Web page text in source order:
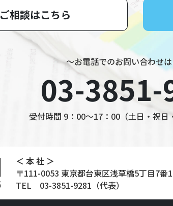
ご相談はこちら
～お電話でのお問い合わせ
03-3851-
受付時間 9：00～17：00（土日・祝日
＜ 本 社 ＞
〒111-0053 東京都台東区浅草橋5丁目7番
TEL 03-3851-9281 （代表）